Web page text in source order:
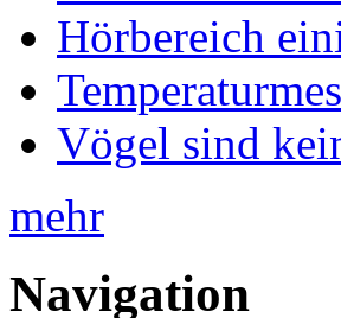
Hörbereich
Vögel sind
mehr
Navigation